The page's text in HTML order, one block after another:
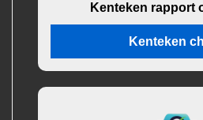
Kenteken rapport
Kenteken